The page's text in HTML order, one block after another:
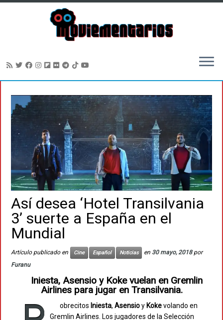
contenido
Así desea ‘Hotel Transilvania
3’ suerte a España en el
Mundial
Artículo publicado en Cine Español Noticias en 30 mayo, 2018 por
Furanu
Iniesta, Asensio y Koke vuelan en Gremlin
Airlines para jugar en Transilvania.
obrecitos Iniesta, Asensioy Kokevolando en
Gremlin Airlines. Los jugadores de la Selección